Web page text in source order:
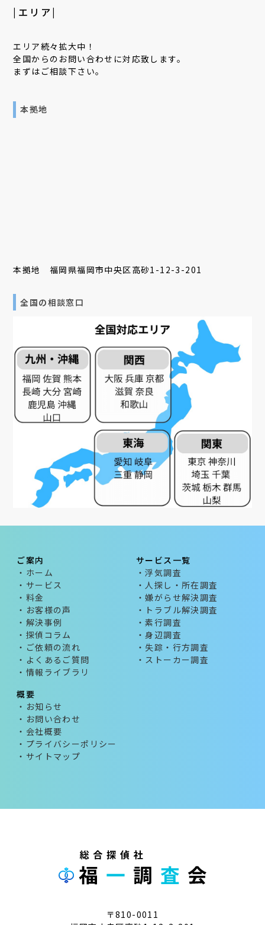
|エリア|
エリア続々拡大中！
全国からのお問い合わせに対応致します。
まずはご相談下さい。
本拠地
本拠地 福岡県福岡市中央区高砂1-12-3-201
全国の相談窓口
ご案内
・ホーム
・サービス
・料金
・お客様の声
・解決事例
・探偵コラム
・ご依頼の流れ
・よくあるご質問
・情報ライブラリ
サービス一覧
・浮気調査
・人探し・所在調査
・嫌がらせ解決調査
・トラブル解決調査
・素行調査
・身辺調査
・失踪・行方調査
・ストーカー調査
概要
・お知らせ
・お問い合わせ
・会社概要
・プライバシーポリシー
・サイトマップ
〒810-0011